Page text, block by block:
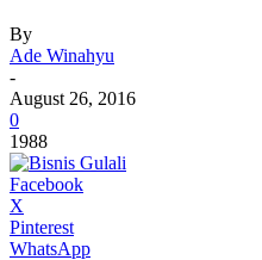
By
Ade Winahyu
-
August 26, 2016
0
1988
Facebook
X
Pinterest
WhatsApp